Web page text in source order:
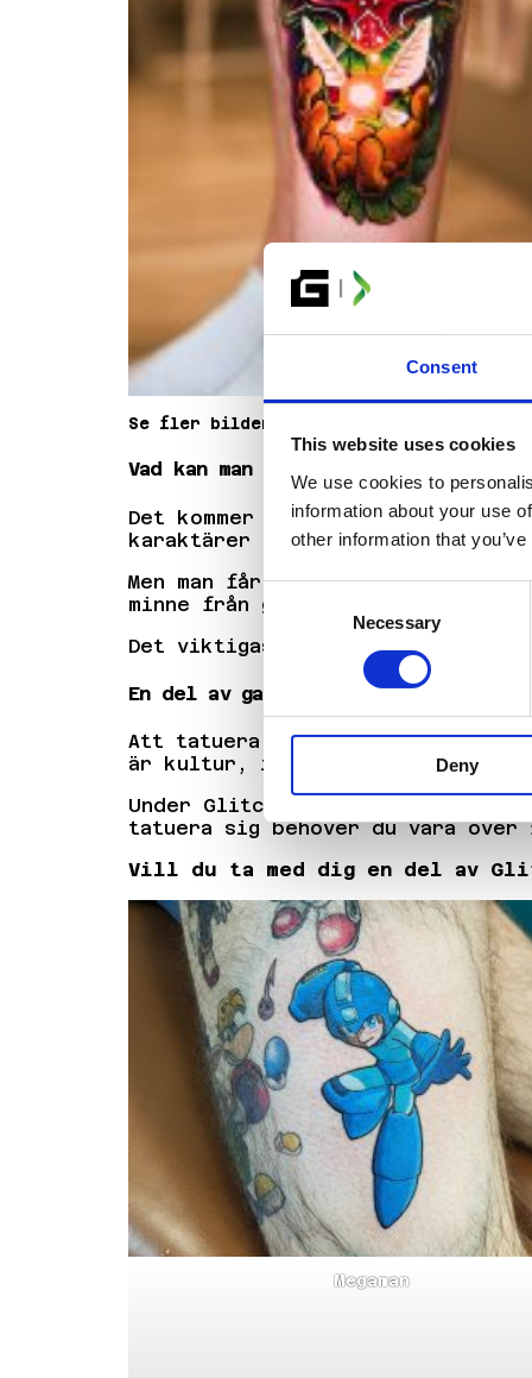
Consent
This website uses cookies
We use cookies to
information about your use
other information that
Necessary
Deny
Se fler bilder på
Vad kan man tatuera under Glitched?
Det kommer att finnas massor
karaktärer till moderna favoriter
Men man får också ta med
minne från gamingvärlden.
Det viktigaste är att tatueringen
En del av gamingkulturen
Att tatuera sig på en
är kultur, identitet och
Under Glitched 2026 kommer
tatuera sig behöver du vara
Vill du ta med dig en del av
Megaman